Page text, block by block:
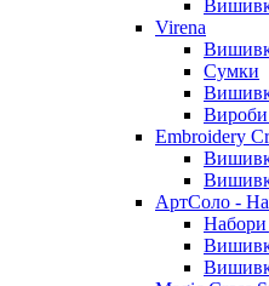
Virena
Сумки
Embroidery
АртСоло -
Набори